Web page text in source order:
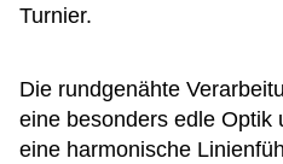
Turnier.
Die rundgenähte
eine besonders edle Optik
eine harmonische